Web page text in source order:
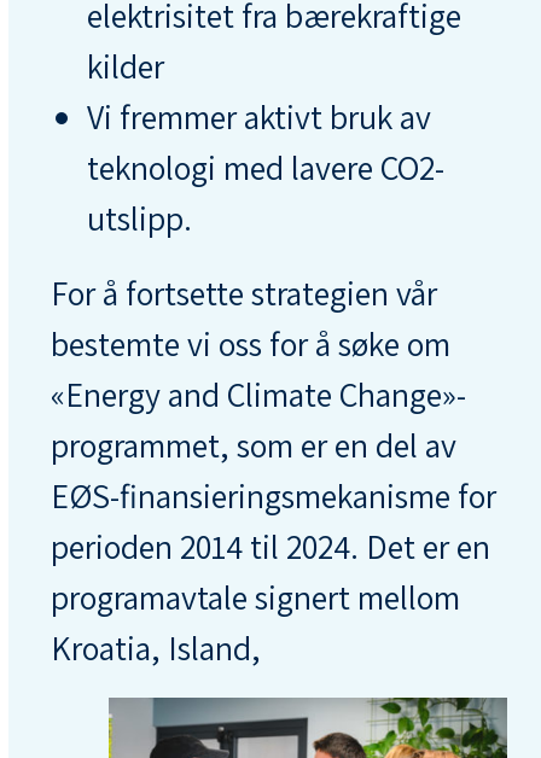
elektrisitet fra bærekraftige
kilder
Vi fremmer aktivt bruk av
teknologi med lavere CO2-
utslipp.
For å fortsette strategien vår
bestemte vi oss for å søke om
«Energy and Climate Change»-
programmet, som er en del av
EØS-finansieringsmekanisme for
perioden 2014 til 2024. Det er en
programavtale signert mellom
Kroatia, Island,